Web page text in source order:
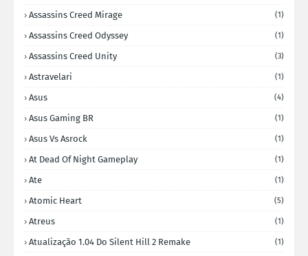
Assassins Creed Mirage (1)
Assassins Creed Odyssey (1)
Assassins Creed Unity (3)
Astravelari (1)
Asus (4)
Asus Gaming BR (1)
Asus Vs Asrock (1)
At Dead Of Night Gameplay (1)
Ate (1)
Atomic Heart (5)
Atreus (1)
Atualização 1.04 Do Silent Hill 2 Remake (1)